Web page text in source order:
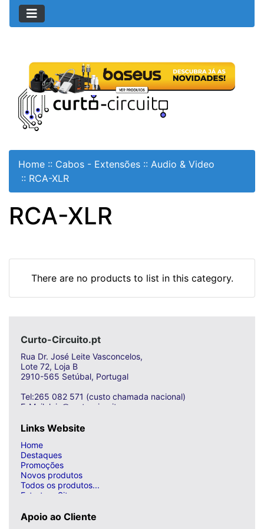
Home :: Cabos - Extensões :: Audio & Video
:: RCA-XLR
RCA-XLR
There are no products to list in this category.
Curto-Circuito.pt
Rua Dr. José Leite Vasconcelos,
Lote 72, Loja B
2910-565 Setúbal, Portugal
Tel:265 082 571 (custo chamada nacional)
E-Mail: loja@curto-circuito.com
Links Website
Home
Destaques
Promoções
Novos produtos
Todos os produtos...
Estrutura Site
Apoio ao Cliente